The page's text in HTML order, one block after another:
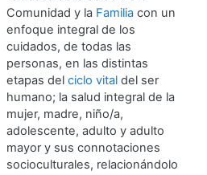
Comunidad y la Familiacon un
enfoque integral de los
cuidados, de todas las
personas, en las distintas
etapas del ciclo vitaldel ser
humano; la salud integral de la
mujer, madre, niño/a,
adolescente, adulto y adulto
mayor y sus connotaciones
socioculturales, relacionándolo